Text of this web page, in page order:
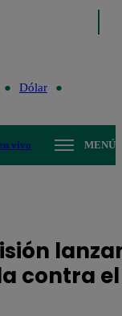
Dólar
vivo MENÚ
contra